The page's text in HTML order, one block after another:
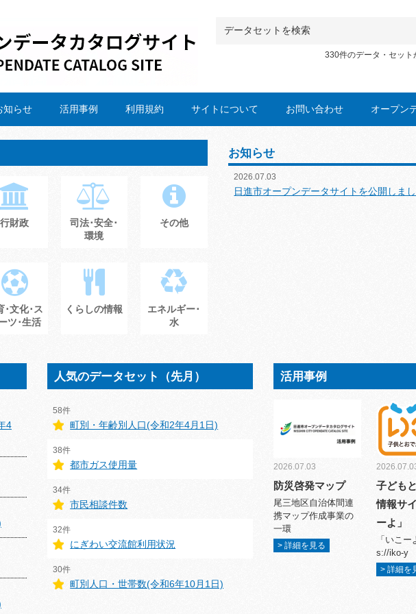
330件のデータ・セット
知らせ 活用事例 利用規約 サイトについて お問い合わせ オープン
行財政
司法･安全･
環境
その他
･文化･ス
ツ･生活
くらしの情報
エネルギー･
水
お知らせ
2026.07.03
日進市オープンデータサイトを公開しま
4
人気のデータセット（先月）
58件
町別・年齢別人口(令和2年4月1日)
38件
都市ガス使用量
34件
市民相談件数
32件
にぎわい交流館利用状況
30件
町別人口・世帯数(令和6年10月1日)
活用事例
2026.07.03
防災啓発マップ
尾三地区自治体間連
携マップ作成事業の
一環
> 詳細を見る
子ども
情報サ
ーよ」
「いこ
s://iko-y
> 詳細を